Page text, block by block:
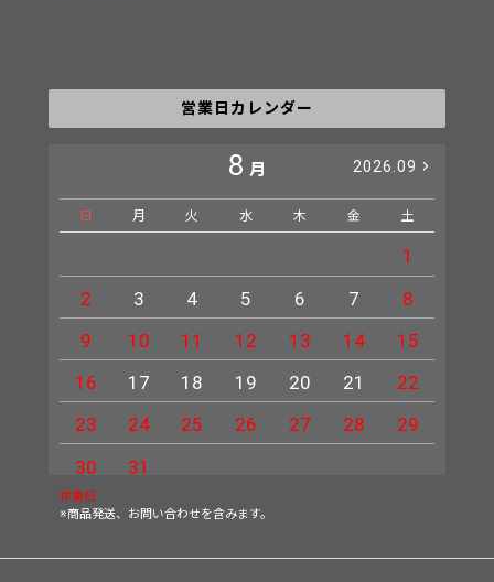
営業日カレンダー
8 月 2026.09
日 月 火 水 木 金 土
1
2
3 4 5 6 7
8
9
10 11 12 13 14
15
16
17 18 19 20 21
22
23
24 25 26 27 28
29
30
31
休業日
※商品発送、お問い合わせを含みます。